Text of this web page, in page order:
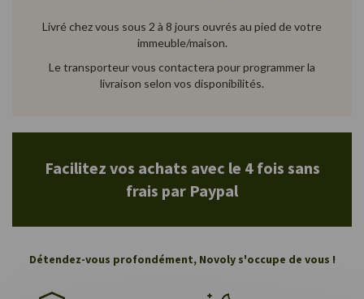
Livré chez vous sous 2 à 8 jours ouvrés au pied de votre
immeuble/maison.
Le transporteur vous contactera pour programmer la
livraison selon vos disponibilités.
Facilitez vos achats avec le 4 fois sans
frais par Paypal
Détendez-vous profondément, Novoly s'occupe de vous !